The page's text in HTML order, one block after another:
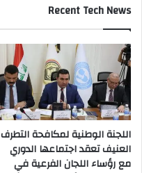
Recent Tech News
اللجنة الوطنية لمكافحة التطرف
العنيف تعقد اجتماعها الدوري
مع رؤساء اللجان الفرعية في